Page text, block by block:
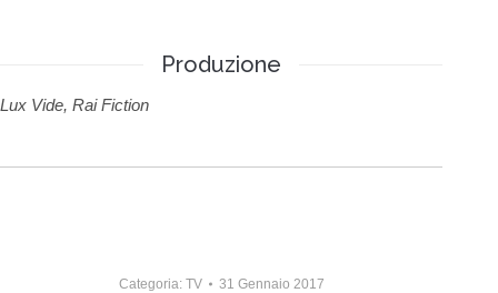
Produzione
Lux Vide, Rai Fiction
Categoria: TV 31 Gennaio 2017